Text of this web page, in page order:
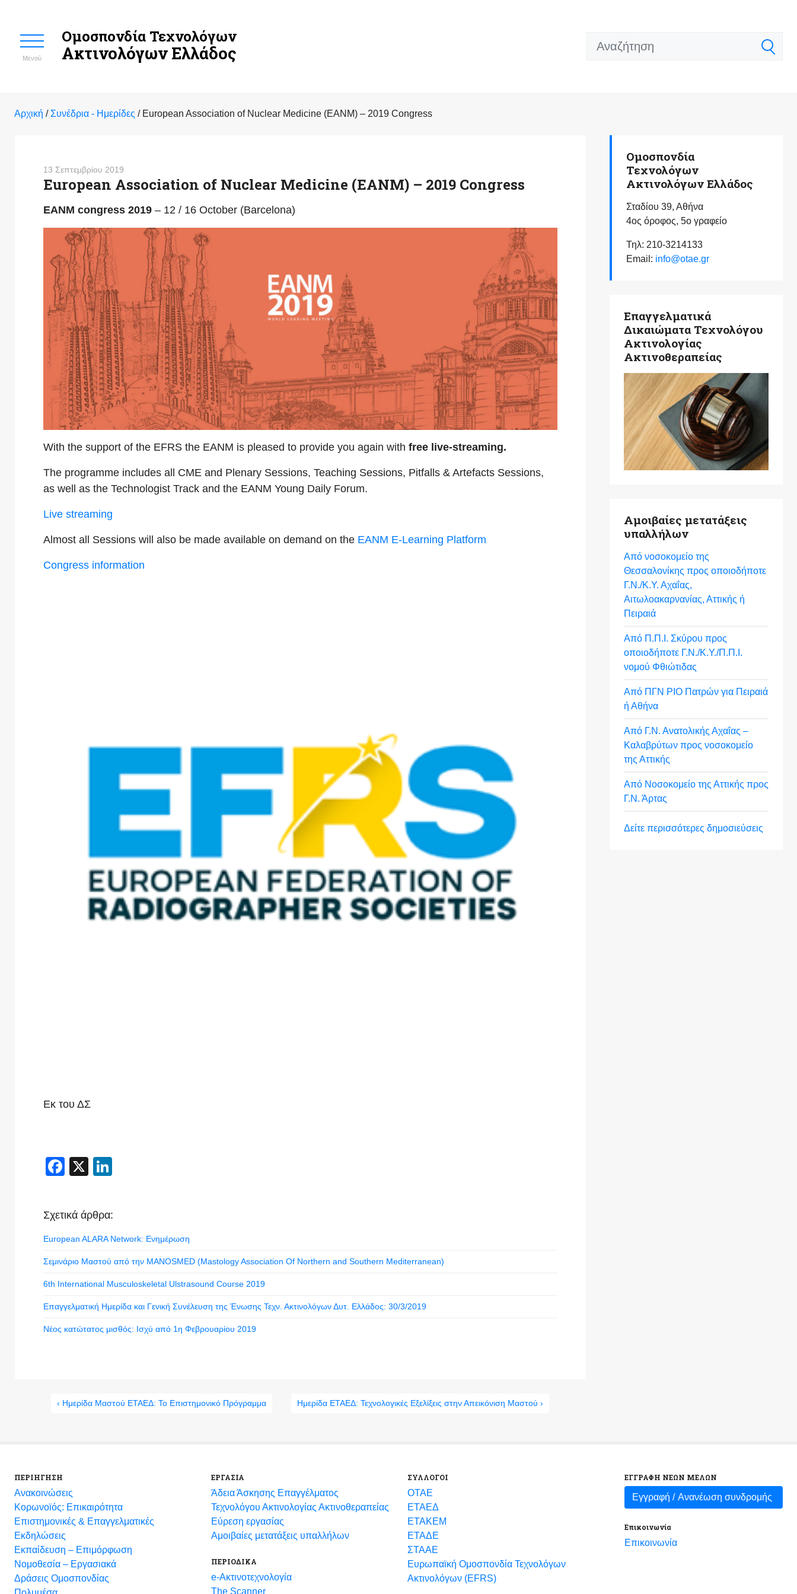
Μενού
Ομοσπονδία Τεχνολόγων
Ακτινολόγων Ελλάδος
Αρχική / Συνέδρια - Hμερίδες / European Association of Nuclear Medicine (EANM) – 2019 Congress
13 Σεπτεμβρίου 2019
European Association of Nuclear Medicine (EANM) – 2019 Congress
EANM congress 2019 – 12 / 16 October (Barcelona)
With the support of the EFRS the EANM is pleased to provide you again with free live-streaming.
The programme includes all CME and Plenary Sessions, Teaching Sessions, Pitfalls & Artefacts Sessions,
as well as the Technologist Track and the EANM Young Daily Forum.
Live streaming
Almost all Sessions will also be made available on demand on the EANM E-Learning Platform
Congress information
Εκ του ΔΣ
Facebook
X
Σχετικά άρθρα:
European ALARA Network: Ενημέρωση
Σεμινάριο Μαστού από την MANOSMED (Mastology Association Of Northern and Southern Mediterranean)
6th International Musculoskeletal Ulstrasound Course 2019
Επαγγελματική Ημερίδα και Γενική Συνέλευση της Ένωσης Τεχν. Ακτινολόγων Δυτ. Ελλάδος: 30/3/2019
Νέος κατώτατος μισθός: Ισχύ από 1η Φεβρουαρίου 2019
‹ Ημερίδα Μαστού ΕΤΑΕΔ: Το Επιστημονικό Πρόγραμμα Ημερίδα ΕΤΑΕΔ: Τεχνολογικές Εξελίξεις στην Απεικόνιση Μαστού ›
Ομοσπονδία
Τεχνολόγων
Ακτινολόγων Ελλάδος
Σταδίου 39, Αθήνα
4ος όροφος, 5ο γραφείο
Τηλ: 210-3214133
Email: info@otae.gr
Επαγγελματικά
Δικαιώματα Τεχνολόγου
Ακτινολογίας
Ακτινοθεραπείας
Αμοιβαίες μετατάξεις
υπαλλήλων
Από νοσοκομείο της
Θεσσαλονίκης προς οποιοδήποτε
Γ.Ν./Κ.Υ. Αχαΐας,
Αιτωλοακαρνανίας, Αττικής ή
Πειραιά
Από Π.Π.Ι. Σκύρου προς
οποιοδήποτε Γ.Ν./Κ.Υ./Π.Π.Ι.
νομού Φθιώτιδας
Από ΠΓΝ ΡΙΟ Πατρών για Πειραιά
ή Αθήνα
Από Γ.Ν. Ανατολικής Αχαΐας –
Καλαβρύτων προς νοσοκομείο
της Αττικής
Από Νοσοκομείο της Αττικής προς
Γ.Ν. Άρτας
Δείτε περισσότερες δημοσιεύσεις
ΠΕΡΙΗΓΗΣΗ
Ανακοινώσεις
Κορωνοϊός: Επικαιρότητα
Eπιστημονικές & Επαγγελματικές
Eκδηλώσεις
Εκπαίδευση – Επιμόρφωση
Νομοθεσία – Εργασιακά
Δράσεις Ομοσπονδίας
ΕΡΓΑΣΙΑ
Άδεια Άσκησης Επαγγέλματος
Τεχνολόγου Ακτινολογίας Ακτινοθεραπείας
Εύρεση εργασίας
Αμοιβαίες μετατάξεις υπαλλήλων
ΠΕΡΙΟΔΙΚΑ
e-Ακτινοτεχνολογία
The Scanner
ΣΥΛΛΟΓΟΙ
ΟΤΑΕ
ΕΤΑΕΔ
ΕΤΑΚΕΜ
ΕΤΑΔΕ
ΣΤΑΑΕ
Ευρωπαϊκή Ομοσπονδία Τεχνολόγων
Ακτινολόγων (EFRS)
ΕΓΓΡΑΦΗ ΝΕΩΝ ΜΕΛΩΝ
Εγγραφή / Ανανέωση συνδρομής
Επικοινωνία
Επικοινωνία